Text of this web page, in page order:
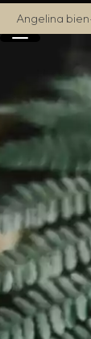
Angelina